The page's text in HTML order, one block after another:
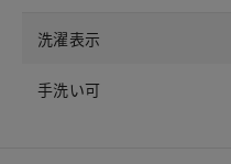
洗濯表示
手洗い可